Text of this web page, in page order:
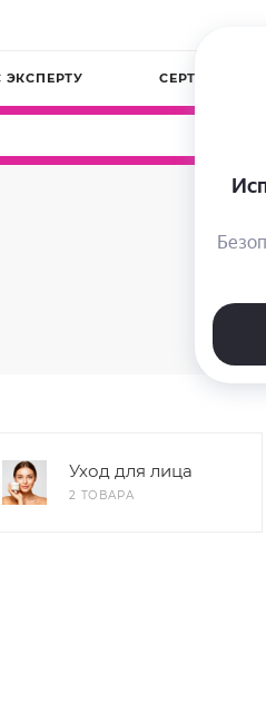
ЭКСПЕРТУ СЕРТИФИКАТЫ
Уход для лица
2 ТОВАРА